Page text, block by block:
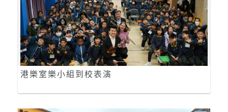
港樂室樂小組到校表演